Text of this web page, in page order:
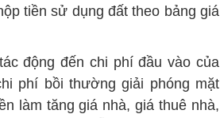
tiền sử dụng đất theo bảng giá
động đến chi phí đầu vào của
phí bồi thường giải phóng mặt
làm tăng giá nhà, giá thuê nhà,